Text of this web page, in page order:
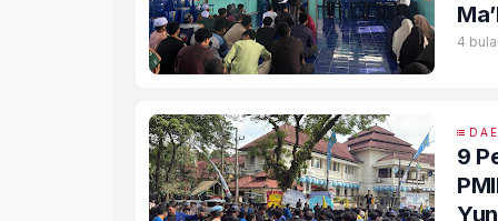
4
9